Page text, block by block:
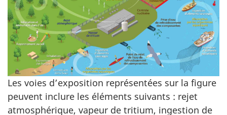
Les voies d’exposition représentées sur la figure
peuvent inclure les éléments suivants : rejet
atmosphérique, vapeur de tritium, ingestion de